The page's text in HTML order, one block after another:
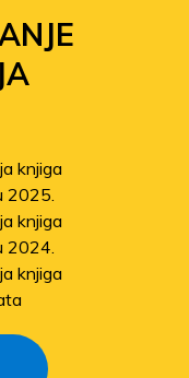
knjiga
2025.
knjiga
2024.
knjiga